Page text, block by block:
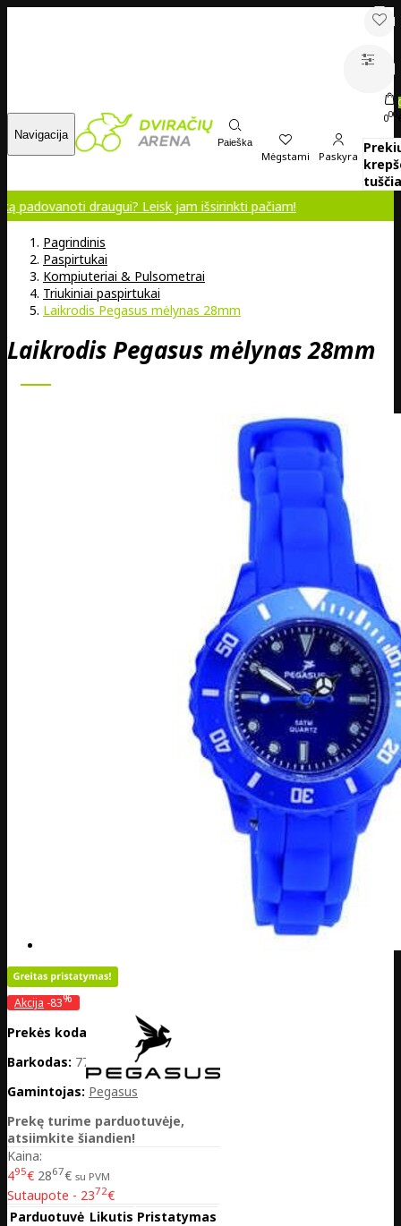
Navigacija
Paieška
Mėgstami Paskyra
000
draugui? Leisk jam išsirinkti pačiam!
Pagrindinis
Paspirtukai
Kompiuteriai & Pulsometrai
Triukiniai paspirtukai
Laikrodis Pegasus mėlynas 28mm
Laikrodis Pegasus mėlynas 28mm
Akcija -83%
Prekės kodas:
DE20-050-29526
Barkodas: 7770001006341
Gamintojas: Pegasus
Prekę turime parduotuvėje,
atsiimkite šiandien!
Kaina:
495€ 2867€ su PVM
Sutaupote - 2372€
Parduotuvė Likutis Pristatymas